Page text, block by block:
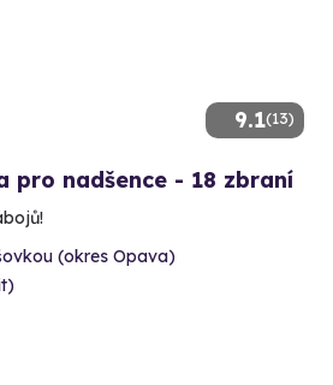
9.1(13)
pro nadšence - 18 zbraní
(okres Opava)